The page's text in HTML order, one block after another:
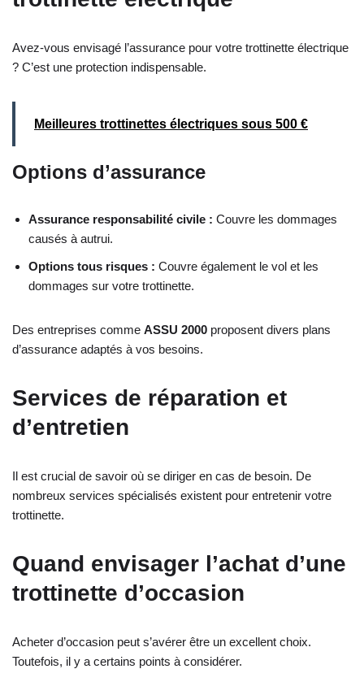
Avez-vous envisagé l’assurance pour votre trottinette électrique
? C’est une protection indispensable.
Meilleures trottinettes électriques sous 500 €
Options d’assurance
Assurance responsabilité civile : Couvre les dommages
causés à autrui.
Options tous risques : Couvre également le vol et les
dommages sur votre trottinette.
Des entreprises comme ASSU 2000 proposent divers plans
d’assurance adaptés à vos besoins.
Services de réparation et
d’entretien
Il est crucial de savoir où se diriger en cas de besoin. De
nombreux services spécialisés existent pour entretenir votre
trottinette.
Quand envisager l’achat d’une
trottinette d’occasion
Acheter d’occasion peut s’avérer être un excellent choix.
Toutefois, il y a certains points à considérer.